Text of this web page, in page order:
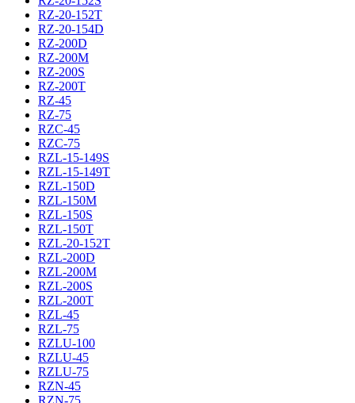
RZ-20-152T
RZ-20-154D
RZ-200D
RZ-200M
RZ-200S
RZ-200T
RZ-45
RZ-75
RZC-45
RZC-75
RZL-15-149S
RZL-15-149T
RZL-150D
RZL-150M
RZL-150S
RZL-150T
RZL-20-152T
RZL-200D
RZL-200M
RZL-200S
RZL-200T
RZL-45
RZL-75
RZLU-100
RZLU-45
RZLU-75
RZN-45
RZN-75